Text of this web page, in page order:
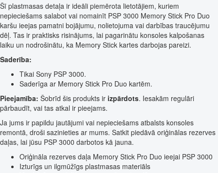
Šī plastmasas detaļa ir ideāli piemērota lietotājiem, kuriem
nepieciešams salabot vai nomainīt PSP 3000 Memory Stick Pro Duo
karšu ieejas pamatni bojājumu, nolietojuma vai darbības traucējumu
dēļ. Tas ir praktisks risinājums, lai pagarinātu konsoles kalpošanas
laiku un nodrošinātu, ka Memory Stick kartes darbojas pareizi.
Saderība:
Tikai Sony PSP 3000.
Saderīga ar Memory Stick Pro Duo kartēm.
Pieejamība: Šobrīd šis produkts ir izpārdots. Iesakām regulāri
pārbaudīt, vai tas atkal ir pieejams.
Ja jums ir papildu jautājumi vai nepieciešams atbalsts konsoles
remontā, droši sazinieties ar mums. Satkit piedāvā oriģinālas rezerves
daļas, lai jūsu PSP 3000 darbotos kā jauna.
Oriģināla rezerves daļa Memory Stick Pro Duo ieejai PSP 3000
Izturīgs un ilgmūžīgs plastmasas materiāls